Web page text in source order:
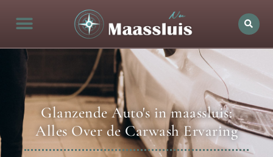
Glanzende Auto's in maassluis:
Alles Over de Carwash Ervaring